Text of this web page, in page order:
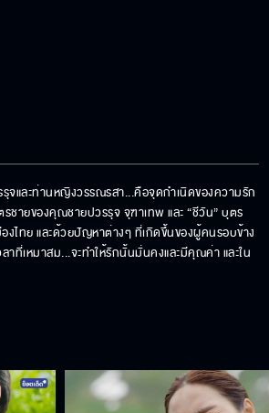
จและท่านหญิงวรรณรสา...คือจุดกำเนิดของความรัก
ชายของคุณชายปวรรุจ จุฑาเทพ และ “ชีวัน” บุตร
ไทย และด้วยปัญหาต่างๆ ที่เกิดขึ้นของผู้คนรอบข้าง
ที่เหมาสม...จะทำให้รักนั้นมั่นคงและมีคุณค่า และใน